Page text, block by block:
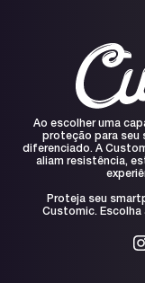
Ao escolher uma
proteção para seu
diferenciado. A
aliam resistência,
Proteja seu
Customic. Escolha